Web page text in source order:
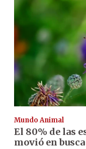
Mundo Animal
El 80% de las
movió en